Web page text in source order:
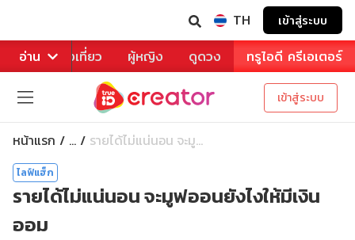
TH เข้าสู่ระบบ
อ่าน
หาร ท่องเที่ยว ผู้หญิง ดูดวง ทรูไอดี ครีเอเตอร์
เข้าสู่ระบบ
หน้าแรก ... รายได้ไม่แน่นอน จะมู...
ไลฟ์แฮ็ก
รายได้ไม่แน่นอน จะมูฟออนยังไงให้มีเงิน
ออม